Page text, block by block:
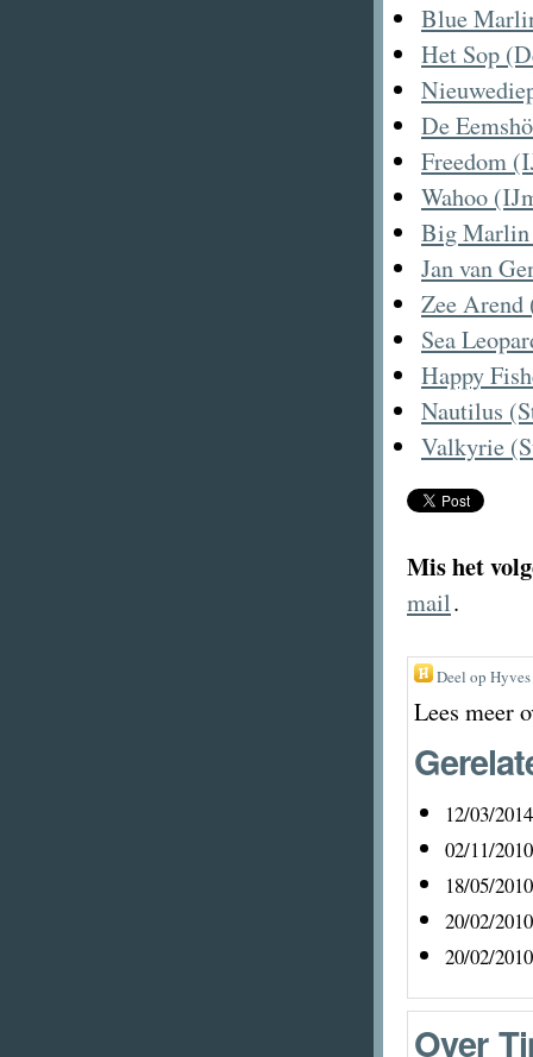
Blue
Het Sop
De
Freedom
Wahoo
Big Marlin
Jan van
Zee Arend
Sea
Happy
Nautilus
Valkyrie
Mis het
mail.
Deel op Hyves
Lees meer
12/03/2014
02/11/2010
18/05/2010
20/02/2010
20/02/2010
Over